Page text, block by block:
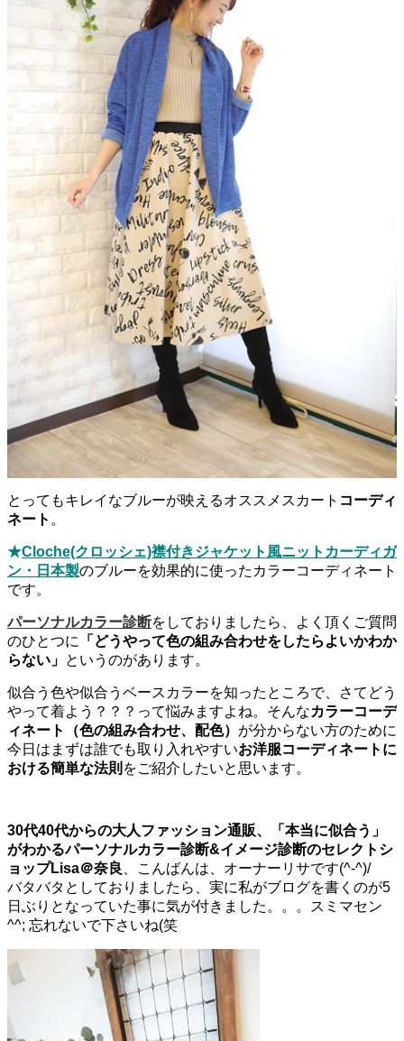
とってもキレイなブルーが映えるオススメスカート コーディ
ネート 。
★Cloche(クロッシェ)襟付きジャケット風ニットカーディガ
ン・日本製のブルーを効果的に使ったカラーコーディネート
です。
パーソナルカラー診断をしておりましたら、よく頂くご質問
のひとつに
「どうやって色の組み合わせをしたらよいかわか
らない」 というのがあります。
似合う色や似合うベースカラーを知ったところで、さてどう
やって着よう？？？って悩みますよね。そんなカラーコーデ
ィネート（色の組み合わせ、配色） が分からない方のために
今日はまずは誰でも取り入れやすいお洋服コーディネートに
おける簡単な法則 をご紹介したいと思います。
30代40代からの大人ファッション通販、
「本当に似合う」
がわかるパーソナルカラー診断&イメージ診断のセレクトシ
ョップLisa＠奈良
、こんばんは、オーナーリサです(^-^)/
バタバタとしておりましたら、実に私がブログを書くのが5
日ぶりとなっていた事に気が付きました。。。スミマセン
^^; 忘れないで下さいね(笑